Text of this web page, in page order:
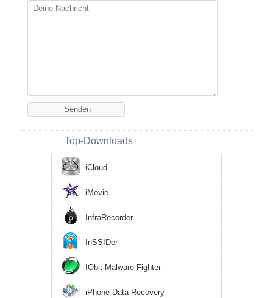
Top-Downloads
iCloud
iMovie
InfraRecorder
InSSIDer
IObit Malware Fighter
iPhone Data Recovery